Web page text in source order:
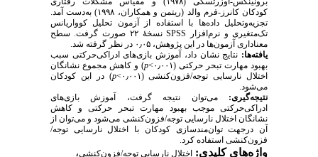
کودکان کانرز-فرم والد (ریتمن و همکاران، ۱۹۹۸) به‌دست آمد.
تجزیه‌وتحلیل داده‌ها با استفاده از آزمون تحلیل کوواریانس
تک‌متغیری و نرم‌افزار SPSS
نسخهٔ ۲۲ صورت گرفت. سطح
معناداری آزمون‌ها در این پژوهش، ۰٫۰۵ در نظر گرفته شد.
یافته‌ها: نتایج نشان داد، آموزش بازی‌های ادراکی‌حرکتی سبب
بهبود مهارت تبحر حرکتی (۰٫۰۰۱>
p) و کاهش مجموع نشانگان
اختلال نارسایی توجه/فزون‌کنشی (۰٫۰۰۱>
p) در این کودکان
می‌شود.
نتیجه‌گیری: می‌توان نتیجه گرفت، آموزش بازی‌های
ادراکی‌حرکتی موجب بهبود مهارت تبحر حرکتی و کاهش
نشانگان اختلال نارسایی توجه/فزون‌کنشی می‌شود و می‌توان از
آن درجهت توان‌مندسازی کودکان با اختلال نارسایی توجه/
فزون‌کنشی استفاده کرد.
واژه‌های کلیدی: اختلال نارسایی توجه/فزون‌کنشی،